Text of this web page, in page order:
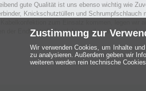
gute Qualität ist uns ebenso wichtig wie
Knickschutztüllen und Schrumpfschlauch
der Endkontrolle langlebige und qualitativ
Zustimmung zur
Wir verwenden Cookies, um Inhalte
zu analysieren. Außerdem geben wir
weiteren werden rein technische